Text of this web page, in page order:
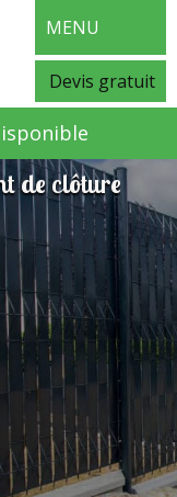
MENU
Devis gratuit
de clôture